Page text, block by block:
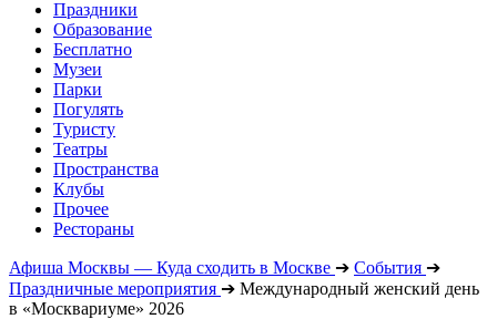
Праздники
Образование
Бесплатно
Музеи
Парки
Погулять
Туристу
Театры
Пространства
Клубы
Прочее
Рестораны
Афиша Москвы — Куда сходить в Москве ➔ События ➔
Праздничные мероприятия ➔ Международный женский день
в «Москвариуме» 2026